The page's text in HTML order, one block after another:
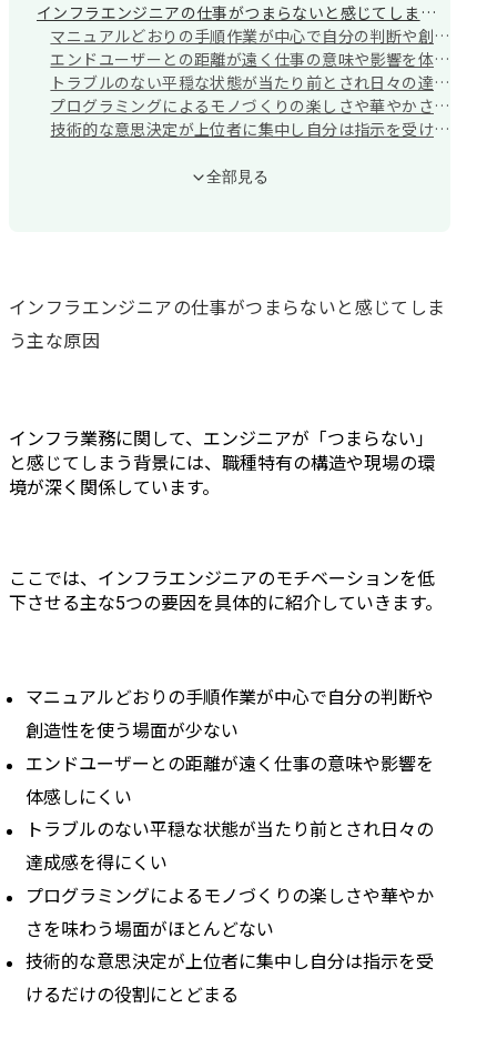
インフラエンジニアの仕事がつまらないと感じてしまう主な原因
マニュアルどおりの手順作業が中心で自分の判断や創造性を使う場面が少ない
エンドユーザーとの距離が遠く仕事の意味や影響を体感しにくい
トラブルのない平穏な状態が当たり前とされ日々の達成感を得にくい
プログラミングによるモノづくりの楽しさや華やかさを味わう場面がほとんどない
技術的な意思決定が上位者に集中し自分は指示を受けるだけの役割にとどまる
現在の職場や現場の環境に起因するつまらなさ
つまらないという感情を長期間放置するリスク
キャリアのために見限るべき職場の特徴
自動化や改善提案をルールで禁止されており工夫の余地が一切ない
定型業務の自動化やスクリプト化で仕事に能動性を取り戻す
クラウドやIaCやSREへ専門性をシフトして仕事の幅を広げる
まとめ
全部見る
インフラエンジニアの仕事がつまらないと感じてしま
う主な原因
インフラ業務に関して、エンジニアが「つまらない」
と感じてしまう背景には、職種特有の構造や現場の環
境が深く関係しています。
ここでは、インフラエンジニアのモチベーションを低
下させる主な5つの要因を具体的に紹介していきます。
マニュアルどおりの手順作業が中心で自分の判断や
創造性を使う場面が少ない
エンドユーザーとの距離が遠く仕事の意味や影響を
体感しにくい
トラブルのない平穏な状態が当たり前とされ日々の
達成感を得にくい
プログラミングによるモノづくりの楽しさや華やか
さを味わう場面がほとんどない
技術的な意思決定が上位者に集中し自分は指示を受
けるだけの役割にとどまる